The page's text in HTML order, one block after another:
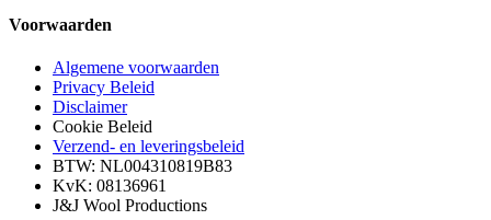
Voorwaarden
Algemene voorwaarden
Privacy Beleid
Disclaimer
Cookie Beleid
Verzend- en leveringsbeleid
BTW: NL004310819B83
KvK: 08136961
J&J Wool Productions